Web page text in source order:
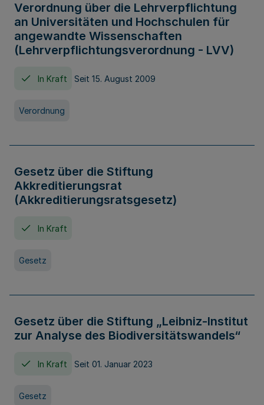
Verordnung über die Lehrverpflichtung
an Universitäten und Hochschulen für
angewandte Wissenschaften
(Lehrverpflichtungsverordnung - LVV)
In Kraft Seit 15. August 2009
Verordnung
Gesetz über die Stiftung
Akkreditierungsrat
(Akkreditierungsratsgesetz)
In Kraft
Gesetz
Gesetz über die Stiftung „Leibniz-Institut
zur Analyse des Biodiversitätswandels“
In Kraft Seit 01. Januar 2023
Gesetz